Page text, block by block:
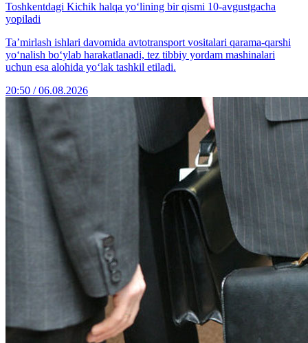
Toshkentdagi Kichik halqa yo‘lining bir qismi 10-avgustgacha
yopiladi
Ta’mirlash ishlari davomida avtotransport vositalari qarama-qarshi
yo‘nalish bo‘ylab harakatlanadi, tez tibbiy yordam mashinalari
uchun esa alohida yo‘lak tashkil etiladi.
20:50 / 06.08.2026